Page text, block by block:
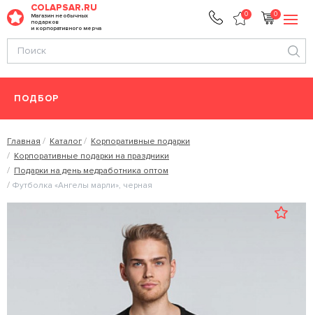
COLAPSAR.RU
Магазин необычных
подарков
и корпоративного мерча
0 0
ПОДБОР
Главная Каталог
Корпоративные подарки
Корпоративные подарки на праздники
Подарки на день медработника оптом
Футболка «Ангелы марли», черная